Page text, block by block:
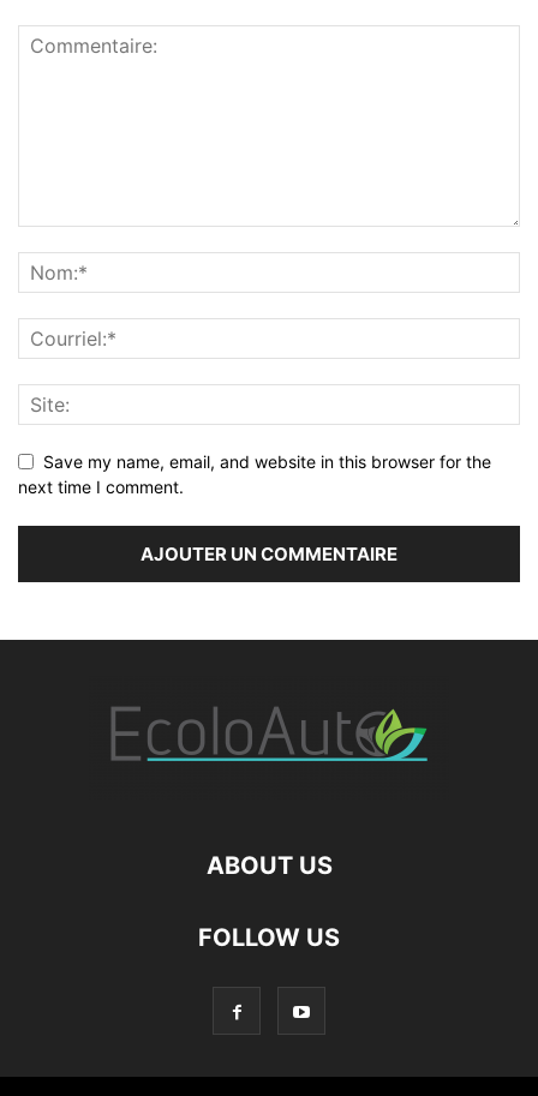
Save my name, email, and website in this browser for the
next time I comment.
ABOUT US
FOLLOW US